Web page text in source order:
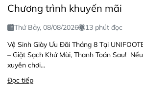
Chương trình khuyến mãi
Thứ Bảy, 08/08/2026
13 phút đọc
Vệ Sinh Giày Ưu Đãi Tháng 8 Tại
– Giặt Sạch Khử Mùi, Thanh Toán Sau!
xuyên chơi...
Đọc tiếp